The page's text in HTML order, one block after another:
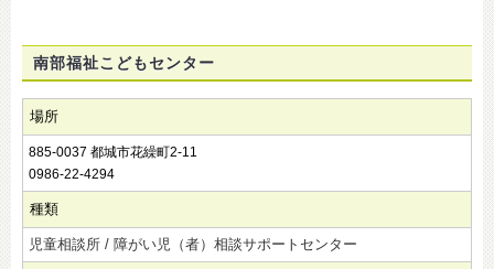
南部福祉こどもセンター
場所
885-0037 都城市花繰町2-11
0986-22-4294
種類
児童相談所 / 障がい児（者）相談サポートセンター